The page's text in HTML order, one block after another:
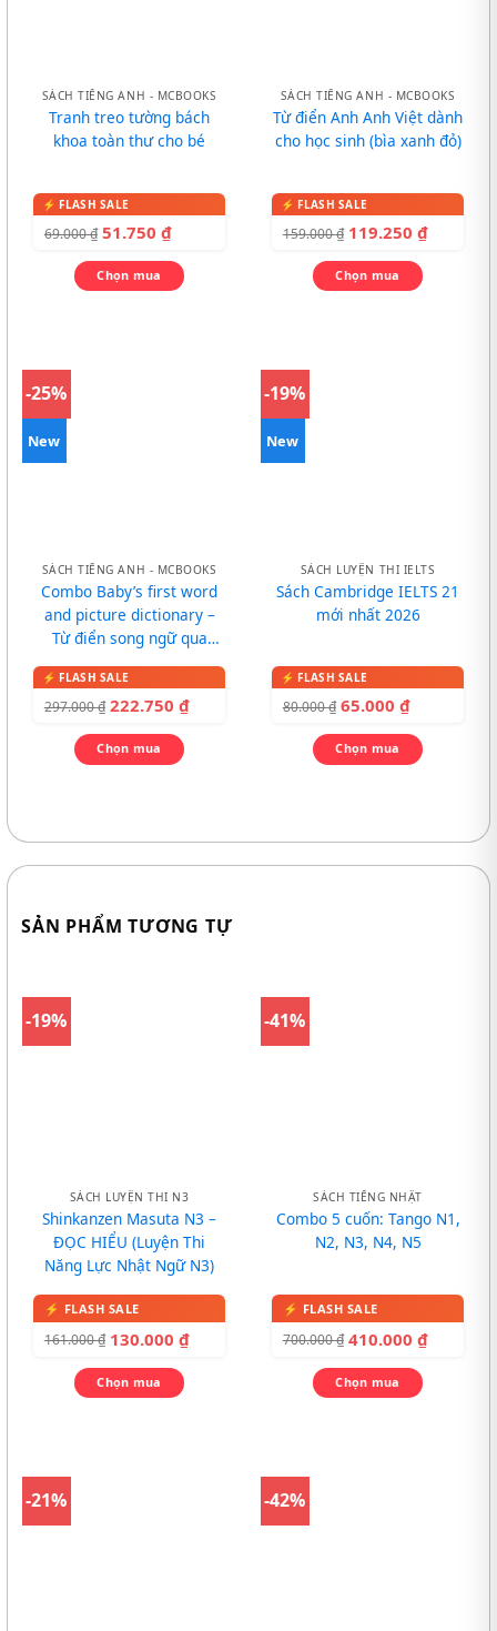
SÁCH TIẾNG ANH - MCBOOKS
Tranh treo tường bách
khoa toàn thư cho bé
69.000₫ 51.750 ₫
Chọn mua
SÁCH TIẾNG ANH - MCBOOKS
Từ điển Anh Anh Việt dành
cho học sinh (bìa xanh đỏ)
159.000₫ 119.250 ₫
Chọn mua
-25%
New
SÁCH TIẾNG ANH - MCBOOKS
Combo Baby’s first word
and picture dictionary –
Từ điển song ngữ qua
297.000₫ 222.750 ₫
Chọn mua
-19%
New
SÁCH LUYỆN THI IELTS
Sách Cambridge IELTS 21
mới nhất 2026
80.000₫ 65.000 ₫
Chọn mua
SẢN PHẨM TƯƠNG TỰ
-19%
SÁCH LUYỆN THI N3
Shinkanzen Masuta N3 –
ĐỌC HIỂU (Luyện Thi
Năng Lực Nhật Ngữ N3)
161.000₫ 130.000 ₫
Chọn mua
-41%
SÁCH TIẾNG NHẬT
Combo 5 cuốn: Tango N1,
N2, N3, N4, N5
700.000₫ 410.000 ₫
Chọn mua
-21% -42%